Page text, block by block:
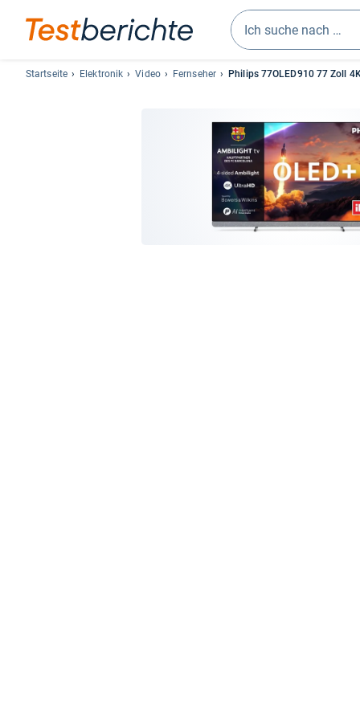
Sie
Zeichen
ein.
Vorschläge
erscheinen
automatisch
und
lassen
Startseite Elektronik Video Fernseher Philips 77OLED910 77 Zoll